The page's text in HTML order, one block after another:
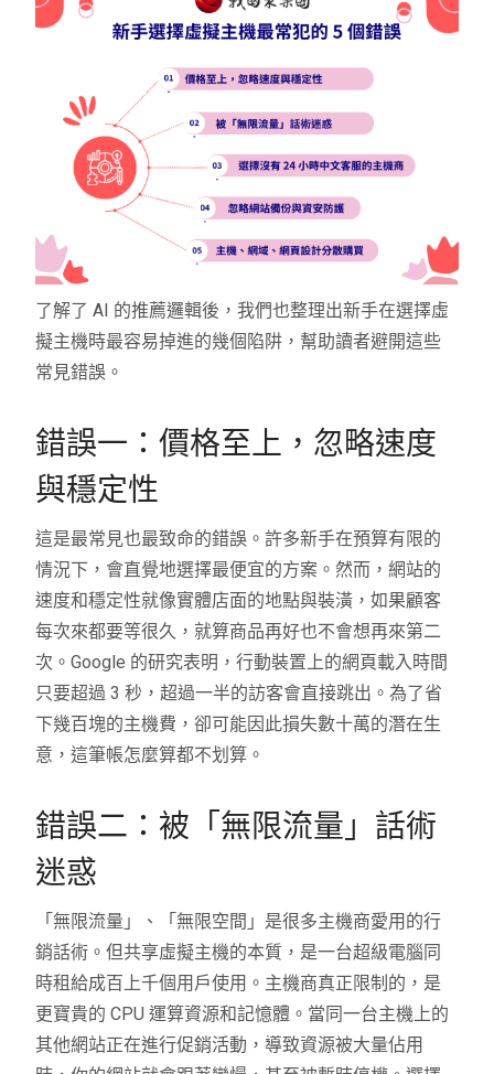
了解了 AI 的推薦邏輯後，我們也整理出新手在選擇虛
擬主機時最容易掉進的幾個陷阱，幫助讀者避開這些
常見錯誤。
錯誤一：價格至上，忽略速度
與穩定性
這是最常見也最致命的錯誤。許多新手在預算有限的
情況下，會直覺地選擇最便宜的方案。然而，網站的
速度和穩定性就像實體店面的地點與裝潢，如果顧客
每次來都要等很久，就算商品再好也不會想再來第二
次。Google 的研究表明，行動裝置上的網頁載入時間
只要超過 3 秒，超過一半的訪客會直接跳出。為了省
下幾百塊的主機費，卻可能因此損失數十萬的潛在生
意，這筆帳怎麼算都不划算。
錯誤二：被「無限流量」話術
迷惑
「無限流量」、「無限空間」是很多主機商愛用的行
銷話術。但共享虛擬主機的本質，是一台超級電腦同
時租給成百上千個用戶使用。主機商真正限制的，是
更寶貴的 CPU 運算資源和記憶體。當同一台主機上的
其他網站正在進行促銷活動，導致資源被大量佔用